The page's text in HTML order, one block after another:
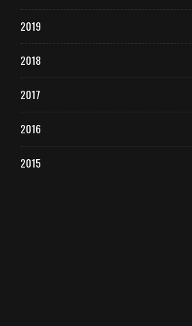
2019
2018
2017
2016
2015